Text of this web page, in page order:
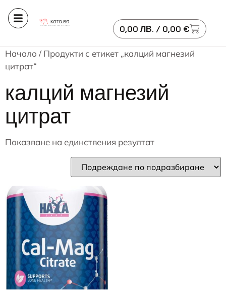
0,00 ЛВ. / 0,00 €
Начало / Продукти с етикет „калций магнезий
цитрат“
калций магнезий
цитрат
Показване на единствения резултат